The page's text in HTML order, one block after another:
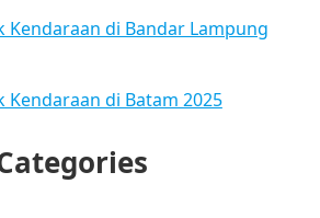
Kendaraan di Bandar Lampung
Kendaraan di Batam 2025